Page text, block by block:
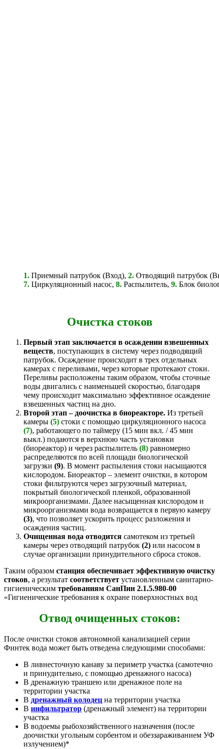
1. Приемный патрубок (Вход), 2. Отводящий патрубок
7. Циркуляционный насос, 8. Распылитель, 9. Блок
Очистка стоков
Первый этап заключается в осаждении взвешенных
веществ, поступающих в систему через подводящий
патрубок. Осаждение происходит в трех отдельных
камерах с переливами, через которые протекают стоки.
Переливы расположены таким образом, чтобы сточные
воды двигались с наименьшей скоростью, благодаря
чему происходит максимально эффективное осаждение
взвешенных частиц на дно.
Второй этап – доочистка в биореакторе. Из третьей
камеры (5) стоки с помощью циркуляционного насоса
(7), работающего по таймеру (15 мин вкл. / 45 мин
выкл.) подаются в верхнюю часть установки
(биореактор) и через распылитель (8) равномерно
распределяются по всей площади биологической
загрузки (9). В момент распыления стоки насыщаются
кислородом. Биореактор – элемент очистки, в котором
стоки фильтруются через загрузочный материал,
покрытый биологической пленкой, образованной
микроорганизмами. Далее насыщенная кислородом и
микроорганизмами вода возвращается в первую камеру
(3), что позволяет ускорить процесс разложения и
осаждения частиц.
Очищенная вода отводится самотеком из третьей
камеры через отводящий патрубок (2) или насосом в
случае организации принудительного сброса стоков.
Таким образом станция обеспечивает эффективную очистку
стоков, а результат соответствует установленным санитарно-
гигиеническим требованиям СанПин 2.1.5.980-00
«Гигиенические требования к охране поверхностных вод
Отвод очищенных стоков:
После очистки стоков автономной канализацией серии
Финтек вода может быть отведена следующими способами:
В ливнесточную канаву за периметр участка (самотечно
и принудительно, с помощью дренажного насоса)
В дренажную траншею или дренажное поле на
территории участка
В дренажный колодец на территории участка
В инфильтратор (дренажный элемент) на территории
участка
В водоемы рыбохозяйственного назначения (после
доочистки угольным сорбентом и обеззараживанием УФ
излучением)*